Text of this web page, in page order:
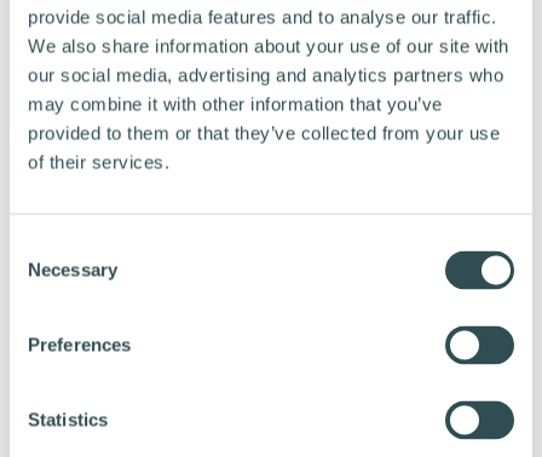
provide social media features and to analyse our traffic.
We also share information about your use of our site with
our social media, advertising and analytics partners who
may combine it with other information that you’ve
provided to them or that they’ve collected from your use
of their services.
Necessary
Preferences
Statistics
NÄHDÄÄN PYÖRÄTEILLÄ 👋
Mitä opimme tästä?
Tälläkin hetkellä löytyy huipputarjouksia
Talvipyöräily on kivempaa kuin yhteiskunta väittää
Jos kaipaat muistin virkistystä työsuhdepyörän
koukeroihin, tästä artikkelista löytyy kaikki mitä